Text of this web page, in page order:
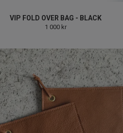
VIP FOLD OVER BAG - BLACK
1 000 kr